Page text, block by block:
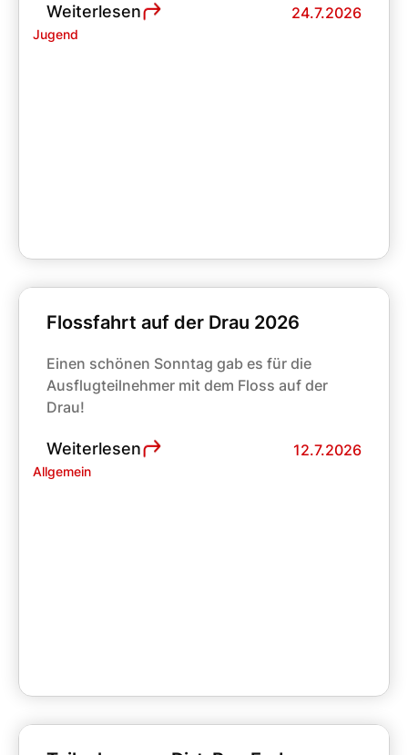
Jugend
Weiterlesen 24.7.2026
Allgemein
Flossfahrt auf der Drau 2026
Einen schönen Sonntag gab es für die
Ausflugteilnehmer mit dem Floss auf der
Drau!
Weiterlesen 12.7.2026